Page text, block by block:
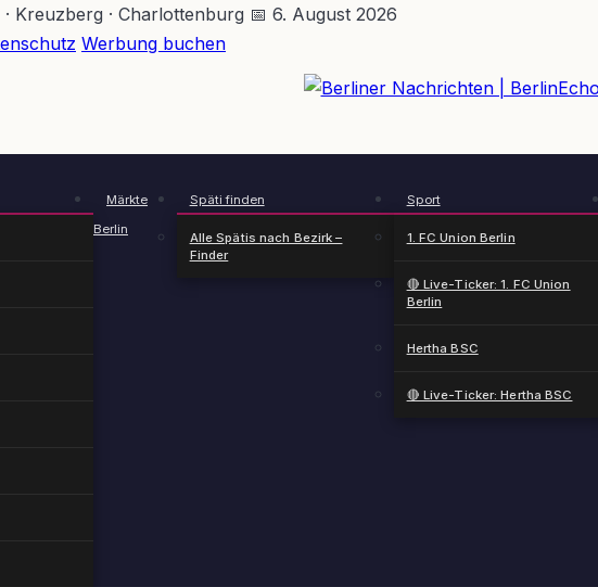
Kreuzberg · Charlottenburg 📅 6. August 2026
Werbung buchen
Märkte
Berlin
Späti finden
Alle Spätis nach Bezirk –
Finder
Sport
1. FC Union Berlin
🔴 Live-Ticker: 1. FC Union
Berlin
Hertha BSC
🔴 Live-Ticker: Hertha BSC